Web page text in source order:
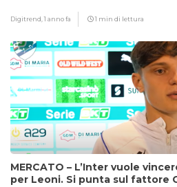
Digitrend,1 anno fa 1 min di lettura
MERCATO – L’Inter vuole
per Leoni. Si punta sul fattore